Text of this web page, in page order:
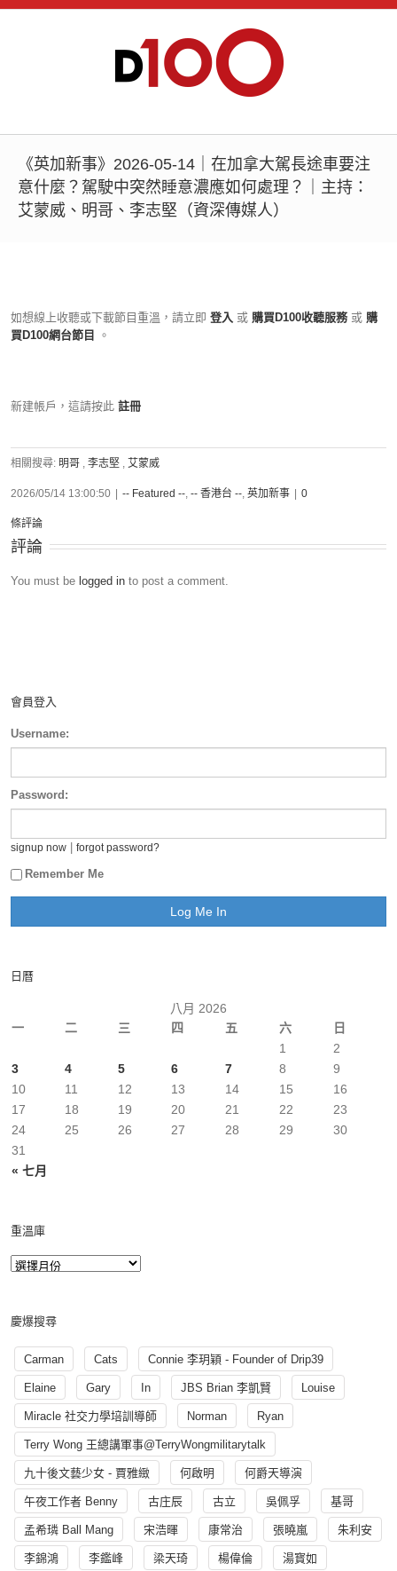
《英加新事》2026-05-14｜在加拿大駕長途車要注
意什麼？駕駛中突然睡意濃應如何處理？｜主持：
艾蒙威、明哥、李志堅（資深傳媒人）
如想線上收聽或下載節目重溫，請立即 登入 或 購買D100收聽服務 或 購
買D100網台節目
。
新建帳戶，這請按此 註冊
相關搜尋: 明哥 , 李志堅 , 艾蒙威
2026/05/14 13:00:50 -- Featured --, -- 香港台 --, 英加新事 0
條評論
評論
You must be logged in to post a comment.
會員登入
Username:
Password:
signup now forgot password?
Remember Me
日曆
八月 2026
一
二 三 四 五 六 日
« 七月
1
2
3
4 5 6 7 8
9
10
11 12 13 14 15
16
17
18 19 20 21 22
23
24
25 26 27 28 29
30
31
重溫庫
慶爆搜尋
Carman Cats Connie 李玥穎 - Founder of Drip39
Elaine Gary In JBS Brian 李凱賢 Louise
Miracle 社交力學培訓導師 Norman Ryan
Terry Wong 王總講軍事@TerryWongmilitarytalk
九十後文藝少女 - 賈雅緻 何啟明 何爵天導演
午夜工作者 Benny 古庄辰 古立 吳佩孚 基哥
孟希璘 Ball Mang 宋浩暉 康常治 張曉嵐 朱利安
李錦鴻 李鑑峰 梁天琦 楊偉倫 湯寳如